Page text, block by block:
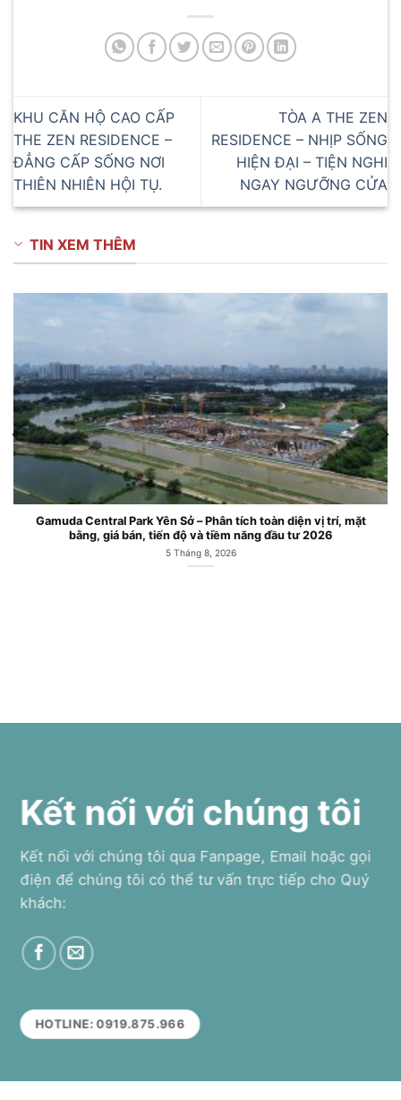
KHU CĂN HỘ CAO CẤP
THE ZEN RESIDENCE –
ĐẲNG CẤP SỐNG NƠI
THIÊN NHIÊN HỘI TỤ.
TÒA A THE ZEN
RESIDENCE – NHỊP SỐNG
HIỆN ĐẠI – TIỆN NGHI
NGAY NGƯỠNG CỬA
TIN XEM THÊM
Gamuda Central Park Yên Sở – Phân tích toàn diện vị trí, mặt
bằng, giá bán, tiến độ và tiềm năng đầu tư 2026
5 Tháng 8, 2026
Kết nối với chúng tôi
Kết nối với chúng tôi qua Fanpage, Email hoặc gọi
điện để chúng tôi có thể tư vấn trực tiếp cho Quý
khách:
HOTLINE: 0919.875.966